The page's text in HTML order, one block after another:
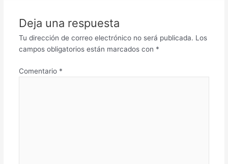
Deja una respuesta
Tu dirección de correo electrónico no será publicada. Los
campos obligatorios están marcados con *
Comentario *